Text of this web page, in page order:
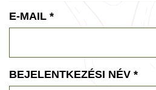
E-MAIL *
BEJELENTKEZÉSI NÉV *